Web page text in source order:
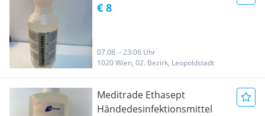
€ 8
07.08. - 23:06 Uhr
1020 Wien, 02. Bezirk, Leopoldstadt
Meditrade Ethasept
Händedesinfektionsmittel